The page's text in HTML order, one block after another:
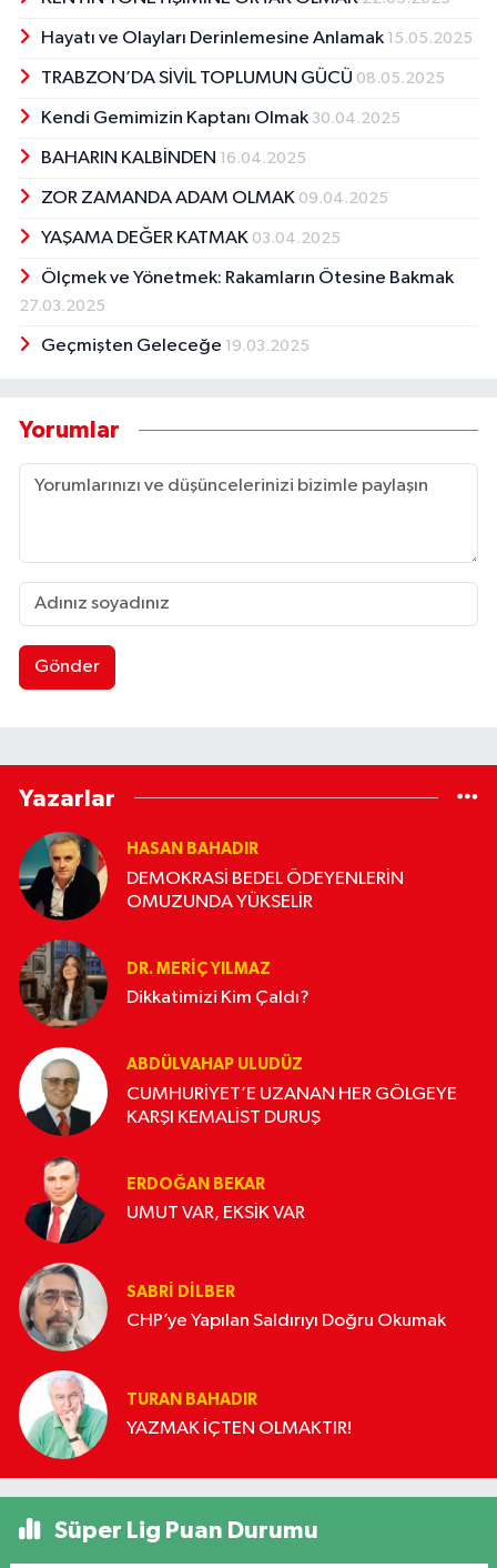
Hayatı ve Olayları Derinlemesine Anlamak 15.05.2025
TRABZON’DA SİVİL TOPLUMUN GÜCÜ 08.05.2025
Kendi Gemimizin Kaptanı Olmak 30.04.2025
BAHARIN KALBİNDEN 16.04.2025
ZOR ZAMANDA ADAM OLMAK 09.04.2025
YAŞAMA DEĞER KATMAK 03.04.2025
Ölçmek ve Yönetmek: Rakamların Ötesine Bakmak
27.03.2025
Geçmişten Geleceğe 19.03.2025
Yorumlar
Gönder
Yazarlar
HASAN BAHADIR
DEMOKRASİ BEDEL ÖDEYENLERİN
OMUZUNDA YÜKSELİR
DR. MERIÇ YILMAZ
Dikkatimizi Kim Çaldı?
ABDÜLVAHAP ULUDÜZ
CUMHURİYET’E UZANAN HER GÖLGEYE
KARŞI KEMALİST DURUŞ
ERDOĞAN BEKAR
UMUT VAR, EKSİK VAR
SABRI DILBER
CHP’ye Yapılan Saldırıyı Doğru Okumak
TURAN BAHADIR
YAZMAK İÇTEN OLMAKTIR!
Süper Lig Puan Durumu